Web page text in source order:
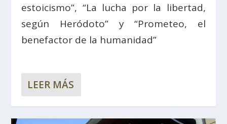
estoicismo”, “La lucha por la libertad,
según Heródoto” y “Prometeo, el
benefactor de la humanidad”
LEER MÁS